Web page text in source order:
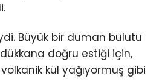
Büyük bir duman bulutu
doğru estiği için,
kül yağıyormuş gibi